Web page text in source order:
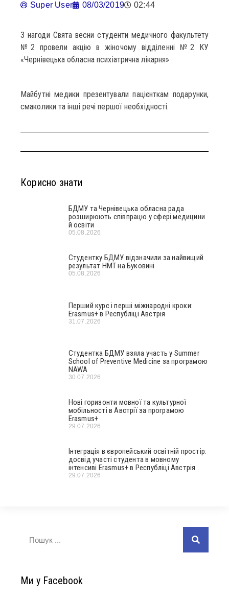
Super User 08/03/2019 02:44
З нагоди Свята весни студенти медичного факультету
№2 провели акцію в жіночому відділенні №2 КУ
«Чернівецька обласна психіатрична лікарня»
Майбутні медики презентували пацієнткам подарунки,
смаколики та інші речі першої необхідності.
Корисно знати
БДМУ та Чернівецька обласна рада
розширюють співпрацю у сфері медицини
й освіти
05.08.2026
Студентку БДМУ відзначили за найвищий
результат НМТ на Буковині
05.08.2026
Перший курс і перші міжнародні кроки:
Erasmus+ в Республіці Австрія
31.07.2026
Студентка БДМУ взяла участь у Summer
School of Preventive Medicine за програмою
NAWA
30.07.2026
Нові горизонти мовної та культурної
мобільності в Австрії за програмою
Erasmus+
29.07.2026
Інтеграція в європейський освітній простір:
досвід участі студента в мовному
інтенсиві Erasmus+ в Республіці Австрія
29.07.2026
Ми у Facebook